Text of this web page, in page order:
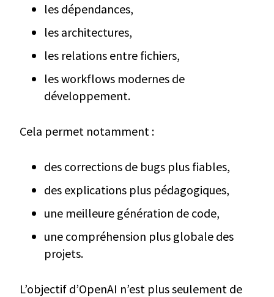
les dépendances,
les architectures,
les relations entre fichiers,
les workflows modernes de
développement.
Cela permet notamment :
des corrections de bugs plus fiables,
des explications plus pédagogiques,
une meilleure génération de code,
une compréhension plus globale des
projets.
L’objectif d’OpenAI n’est plus seulement de